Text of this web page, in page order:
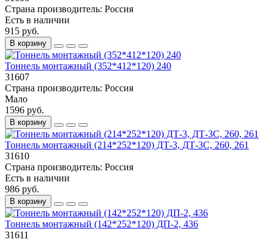
Страна производитель: Россия
Есть в наличии
915 руб.
В корзину
Тоннель монтажный (352*412*120) 240
31607
Страна производитель: Россия
Мало
1596 руб.
В корзину
Тоннель монтажный (214*252*120) ДТ-3, ДТ-3С, 260, 261
31610
Страна производитель: Россия
Есть в наличии
986 руб.
В корзину
Тоннель монтажный (142*252*120) ДП-2, 436
31611